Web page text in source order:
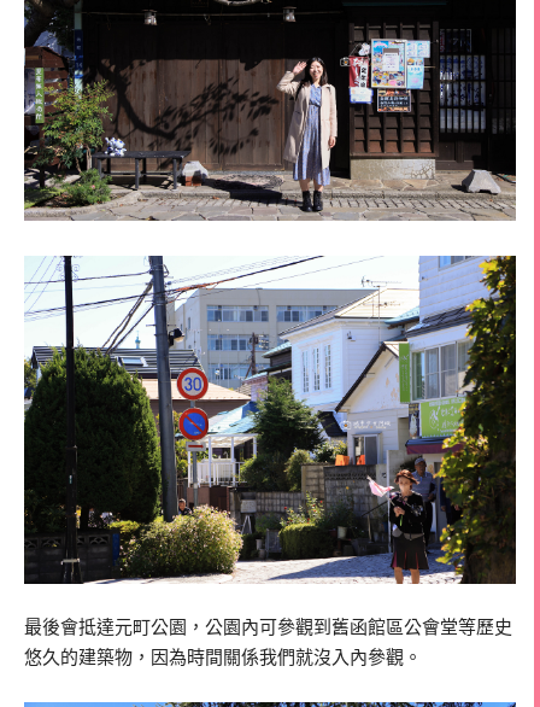
最後會抵達元町公園，公園內可參觀到舊函館區公會堂等歷史
悠久的建築物，因為時間關係我們就沒入內參觀。